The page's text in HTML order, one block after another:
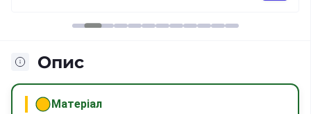
Опис
Матеріал